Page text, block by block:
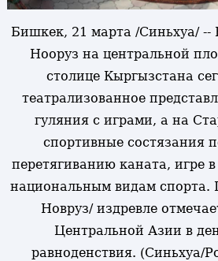
Бишкек, 21 марта /Синьхуа/ --
Нооруз на центральной
столице Кыргызстана
театрализованное
гуляния с играми, а на
спортивные состязания
перетягиванию каната, игре
национальным видам спорта.
Новруз/ издревле
Центральной Азии в
равноденствия. (Синьхуа/